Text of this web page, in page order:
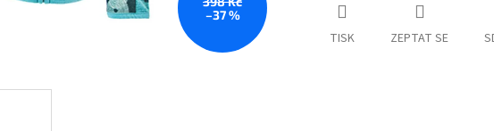
–37 %
TISK ZEPTAT SE